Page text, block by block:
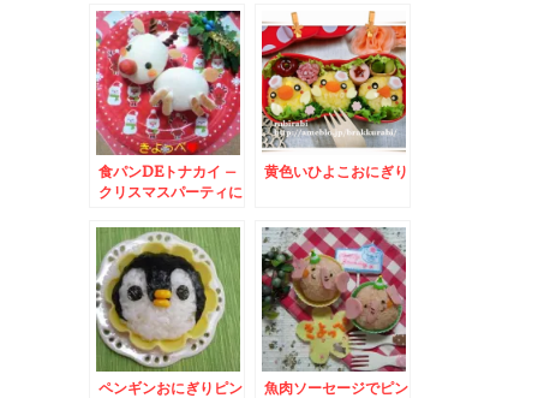
まり☆
食パンDEトナカイ –
クリスマスパーティに
なかいさん♪
黄色いひよこおにぎり
ペンギンおにぎりピン
魚肉ソーセージでピン